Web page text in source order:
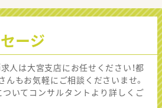
ージ
求人は大宮支店にお任せください！都
もお気軽にご相談くださいませ。
ついてコンサルタントより詳しくご